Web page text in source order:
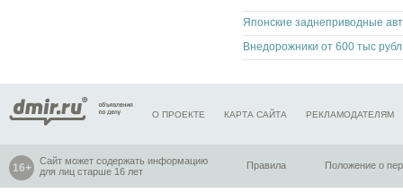
О ПРОЕКТЕ КАРТА САЙТА РЕКЛАМОДАТЕЛЯМ
Сайт может содержать информацию
для лиц старше 16 лет
Правила Положение о